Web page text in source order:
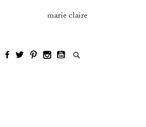
marie claire
Buscar: